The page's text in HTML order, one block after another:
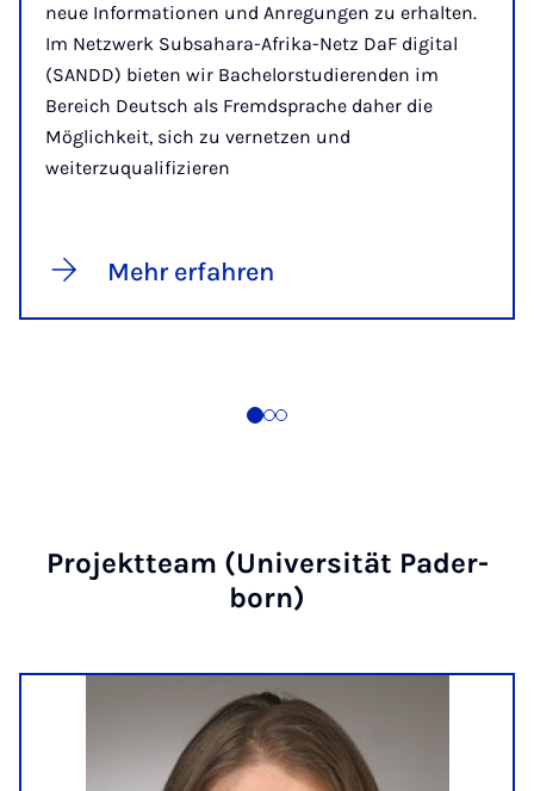
neue Informationen und Anregungen zu erhalten.
Im Netzwerk Subsahara-Afrika-Netz DaF digital
(SANDD) bieten wir Bachelorstudierenden im
Bereich Deutsch als Fremdsprache daher die
Möglichkeit, sich zu vernetzen und
weiterzuqualifizieren
Mehr erfahren
Pro­jekt­team (Uni­ver­si­tät Pa­der­
born)